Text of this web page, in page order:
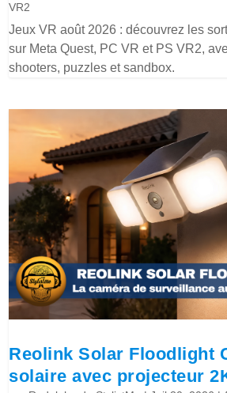
VR2
Jeux VR août 2026 : découvrez les
sur Meta Quest, PC VR et PS VR2,
shooters, puzzles et sandbox.
Reolink Solar Floodlight
solaire avec projecteur